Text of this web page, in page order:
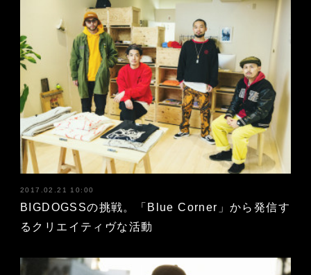
2017.02.21 10:00
BIGDOGSSの挑戦。「Blue Corner」から発信す
るクリエイティヴな活動